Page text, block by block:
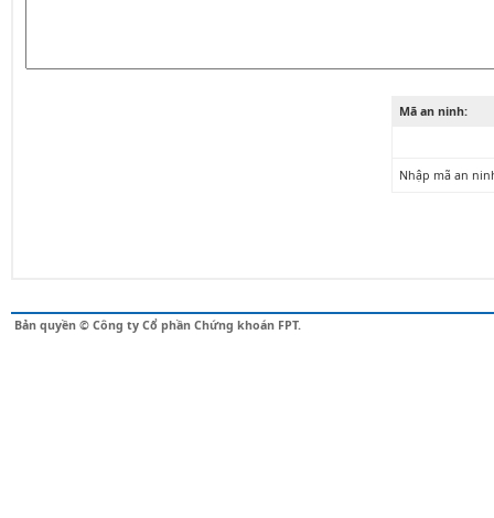
Mã an ninh:
Nhập mã an
Bản quyền © Công ty Cổ phần Chứng khoán FPT.